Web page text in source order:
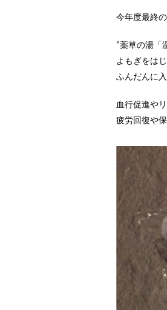
今年度最終
”薬草の湯「
よもぎをはじ
ふんだんに
血行促進や
疲労回復や